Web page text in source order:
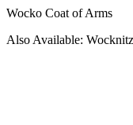
Wocko Coat of Arms
Also Available: